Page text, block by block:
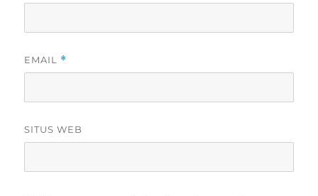
EMAIL *
SITUS WEB